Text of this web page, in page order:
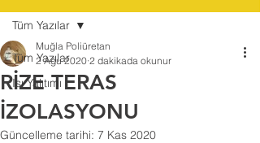
Tüm Yazılar
Isı Yalıtımı
Tüm Yazılar
RİZE TERAS
İZOLASYONU
Muğla Poliüretan
2 Ağu 2020 2 dakikada okunur
Güncelleme tarihi: 7 Kas 2020